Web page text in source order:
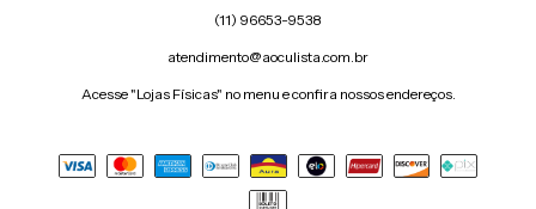
(11) 96653-9538
atendimento@aoculista.com.br
Acesse "Lojas Físicas" no menu e confira nossos endereços.